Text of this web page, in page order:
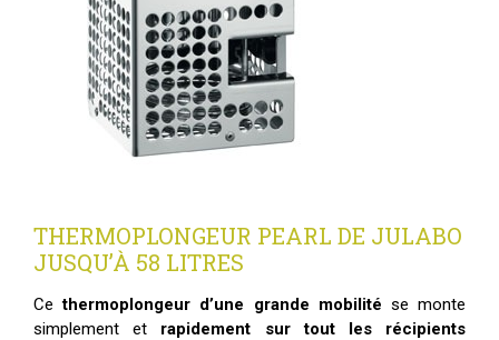
THERMOPLONGEUR PEARL DE JULABO
JUSQU’À 58 LITRES
Cethermoplongeur d’une grande mobilité se monte
simplement et rapidement sur tout les récipients